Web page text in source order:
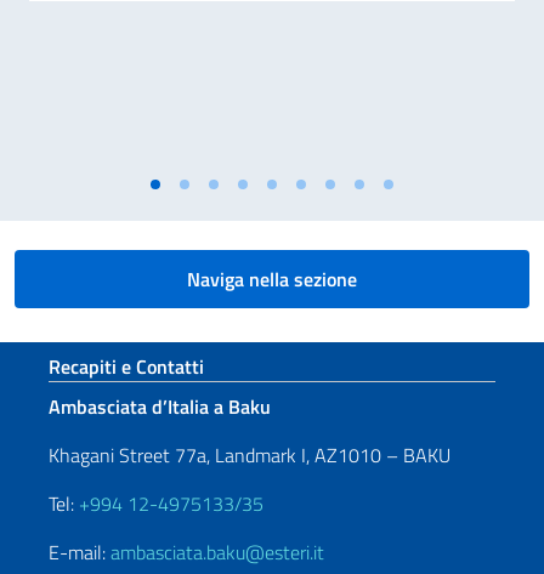
Naviga nella sezione
Sezione footer
Recapiti e Contatti
Ambasciata d’Italia a Baku
Khagani Street 77a, Landmark I, AZ1010 – BAKU
Tel: +994 12-4975133/35
E-mail:ambasciata.baku@esteri.it